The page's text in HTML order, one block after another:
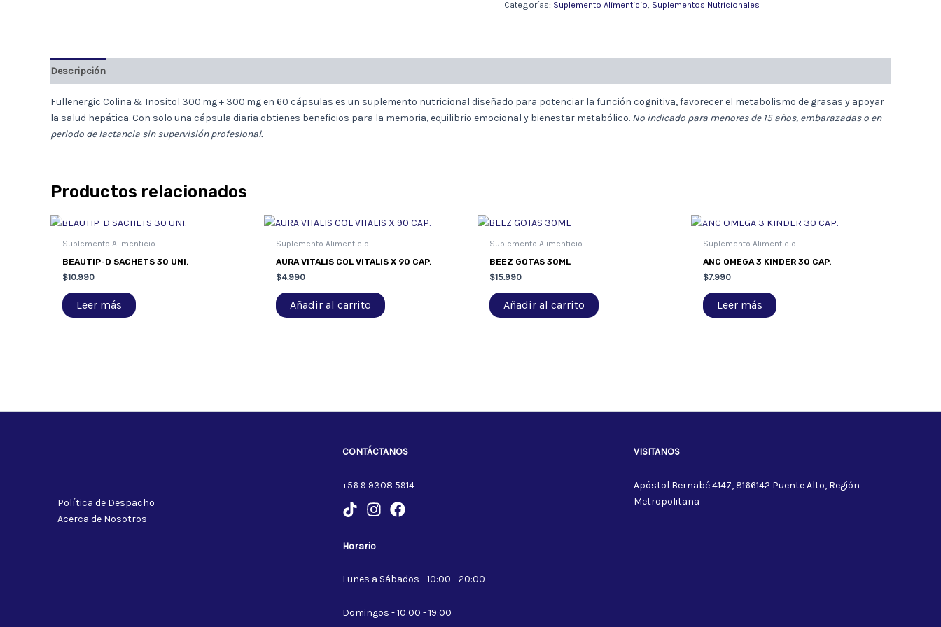
INOSITOL
cantidad
Categorías: Suplemento Alimenticio Suplementos Nutricionales
Descripción
Fullenergic Colina & Inositol 300 mg + 300 mg en 60 cápsulas es un suplemento nutricional diseñado para potenciar la función cognitiva, favorecer el metabolismo de grasas y apoyar
la salud hepática. Con solo una cápsula diaria obtienes beneficios para la memoria, equilibrio emocional y bienestar metabólico. No indicado para menores de 15 años, embarazadas o en
periodo de lactancia sin supervisión profesional.
Productos relacionados
Suplemento Alimenticio
BEAUTIP-D SACHETS 30 UNI.
$10.990
Leer más
Suplemento Alimenticio
AURA VITALIS COL VITALIS X 90 CAP.
$4.990
Añadir al carrito
Suplemento Alimenticio
BEEZ GOTAS 30ML
$15.990
Añadir al carrito
Suplemento Alimenticio
ANC OMEGA 3 KINDER 30 CAP.
$7.990
Leer más
Política de Despacho
Acerca de Nosotros
CONTÁCTANOS
+56 9 9308 5914
Horario
Lunes a Sábados - 10:00 - 20:00
Domingos - 10:00 - 19:00
VISITANOS
Apóstol Bernabé 4147, 8166142 Puente Alto, Región
Metropolitana